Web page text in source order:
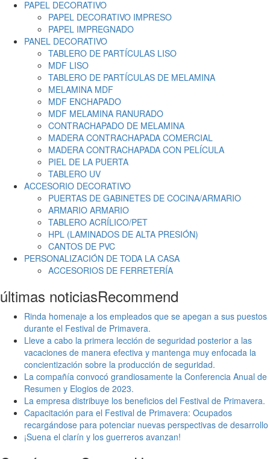
PAPEL DECORATIVO
PAPEL DECORATIVO IMPRESO
PAPEL IMPREGNADO
PANEL DECORATIVO
TABLERO DE PARTÍCULAS LISO
MDF LISO
TABLERO DE PARTÍCULAS DE MELAMINA
MELAMINA MDF
MDF ENCHAPADO
MDF MELAMINA RANURADO
CONTRACHAPADO DE MELAMINA
MADERA CONTRACHAPADA COMERCIAL
MADERA CONTRACHAPADA CON PELÍCULA
PIEL DE LA PUERTA
TABLERO UV
ACCESORIO DECORATIVO
PUERTAS DE GABINETES DE COCINA/ARMARIO
ARMARIO ARMARIO
TABLERO ACRÍLICO/PET
HPL (LAMINADOS DE ALTA PRESIÓN)
CANTOS DE PVC
PERSONALIZACIÓN DE TODA LA CASA
ACCESORIOS DE FERRETERÍA
últimas noticiasRecommend
Rinda homenaje a los empleados que se apegan a sus puestos
durante el Festival de Primavera.
Lleve a cabo la primera lección de seguridad posterior a las
vacaciones de manera efectiva y mantenga muy enfocada la
concientización sobre la producción de seguridad.
La compañía convocó grandiosamente la Conferencia Anual de
Resumen y Elogios de 2023.
La empresa distribuye los beneficios del Festival de Primavera.
Capacitación para el Festival de Primavera: Ocupados
recargándose para potenciar nuevas perspectivas de desarrollo
¡Suena el clarín y los guerreros avanzan!